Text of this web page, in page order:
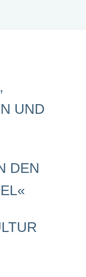
UND
DEN